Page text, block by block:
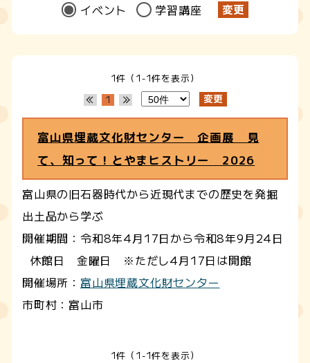
イベント 学習講座
1件（1-1件を表示）
1
富山県埋蔵文化財センター 企画展 見
て、知って！とやまヒストリー 2026
富山県の旧石器時代から近現代までの歴史を発掘
出土品から学ぶ
開催期間：令和8年4月17日から令和8年9月24日
休館日 金曜日 ※ただし4月17日は開館
開催場所： 富山県埋蔵文化財センター
市町村：富山市
1件（1-1件を表示）